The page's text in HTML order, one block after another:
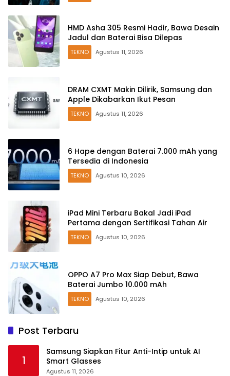
HMD Asha 305 Resmi Hadir, Bawa Desain
Jadul dan Baterai Bisa Dilepas
TEKNO Agustus 11, 2026
DRAM CXMT Makin Dilirik, Samsung dan
Apple Dikabarkan Ikut Pesan
TEKNO Agustus 11, 2026
6 Hape dengan Baterai 7.000 mAh yang
Tersedia di Indonesia
TEKNO Agustus 10, 2026
iPad Mini Terbaru Bakal Jadi iPad
Pertama dengan Sertifikasi Tahan Air
TEKNO Agustus 10, 2026
OPPO A7 Pro Max Siap Debut, Bawa
Baterai Jumbo 10.000 mAh
TEKNO Agustus 10, 2026
Post Terbaru
1
Samsung Siapkan Fitur Anti-Intip untuk AI
Smart Glasses
Agustus 11, 2026